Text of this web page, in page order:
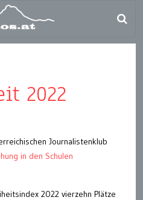
2022
Journalistenklub
in den Schulen
2022 vierzehn Plätze